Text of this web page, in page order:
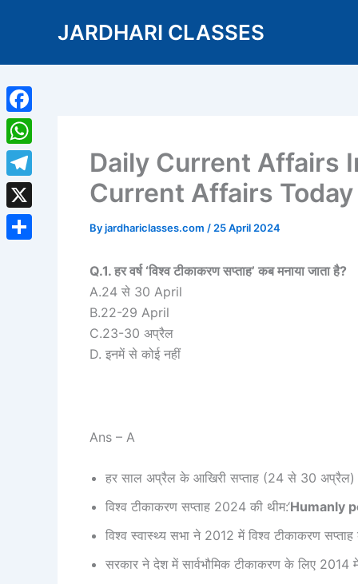
JARDHARI CLASSES
Daily Current Affairs
Current Affairs
Byjardhariclasses.com / 25 April 2024
Q.1. हर वर्ष ‘विश्व टीकाकरण सप्ताह’ कब मनाया जाता है?
A.24 से 30 April
B.22-29 April
C.23-30 अप्रैल
D. इनमें से कोई नहीं
Ans – A
हर साल अप्रैल के आखिरी सप्ताह (24 से 30 अप्रैल)
विश्व टीकाकरण सप्ताह 2024 की थीम:‘Humanly
विश्व स्वास्थ्य सभा ने 2012 में विश्व टीकाकरण सप्ताह
सरकार ने देश में सार्वभौमिक टीकाकरण के लिए 2014
Facebook
WhatsApp
Telegram
X